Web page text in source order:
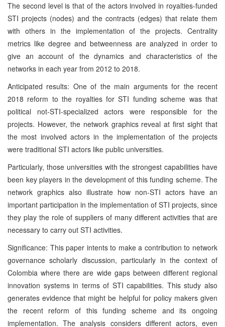
The second level is that of the actors involved in royalties-funded
STI projects (nodes) and the contracts (edges) that relate them
with others in the implementation of the projects. Centrality
metrics like degree and betweenness are analyzed in order to
give an account of the dynamics and characteristics of the
networks in each year from 2012 to 2018.
Anticipated results: One of the main arguments for the recent
2018 reform to the royalties for STI funding scheme was that
political not-STI-specialized actors were responsible for the
projects. However, the network graphics reveal at first sight that
the most involved actors in the implementation of the projects
were traditional STI actors like public universities.
Particularly, those universities with the strongest capabilities have
been key players in the development of this funding scheme. The
network graphics also illustrate how non-STI actors have an
important participation in the implementation of STI projects, since
they play the role of suppliers of many different activities that are
necessary to carry out STI activities.
Significance: This paper intents to make a contribution to network
governance scholarly discussion, particularly in the context of
Colombia where there are wide gaps between different regional
innovation systems in terms of STI capabilities. This study also
generates evidence that might be helpful for policy makers given
the recent reform of this funding scheme and its ongoing
implementation. The analysis considers different actors, even